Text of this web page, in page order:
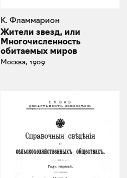
К. Фламмарион
Жители звезд, или
Многочисленность
обитаемых миров
Москва, 1909